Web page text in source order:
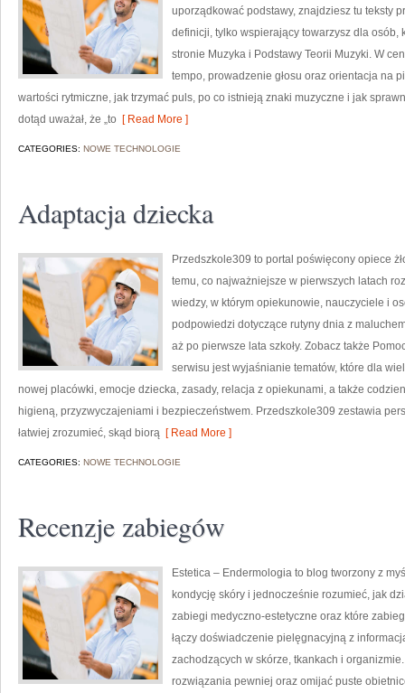
uporządkować podstawy, znajdziesz tu teksty
definicji, tylko wspierający towarzysz dla osób,
stronie Muzyka i Podstawy Teorii Muzyki. W
tempo, prowadzenie głosu oraz orientacja na
wartości rytmiczne, jak trzymać puls, po co istnieją znaki muzyczne i jak
dotąd uważał, że „to [ Read More ]
CATEGORIES: NOWE TECHNOLOGIE
Adaptacja dziecka
Przedszkole309 to portal poświęcony opiece
temu, co najważniejsze w pierwszych latach
wiedzy, w którym opiekunowie, nauczyciele i
podpowiedzi dotyczące rutyny dnia z
aż po pierwsze lata szkoły. Zobacz także
serwisu jest wyjaśnianie tematów, które dla
nowej placówki, emocje dziecka, zasady, relacja z opiekunami, a także
higieną, przyzwyczajeniami i bezpieczeństwem. Przedszkole309 zestawia
łatwiej zrozumieć, skąd biorą [ Read More ]
CATEGORIES: NOWE TECHNOLOGIE
Recenzje zabiegów
Estetica – Endermologia to blog tworzony z
kondycję skóry i jednocześnie rozumieć, jak
zabiegi medyczno-estetyczne oraz które
łączy doświadczenie pielęgnacyjną z
zachodzących w skórze, tkankach i
rozwiązania pewniej oraz omijać puste